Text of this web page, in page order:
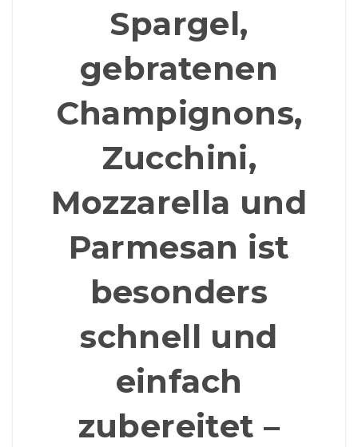
Spargel,
gebratenen
Champignons,
Zucchini,
Mozzarella und
Parmesan ist
besonders
schnell und
einfach
zubereitet –